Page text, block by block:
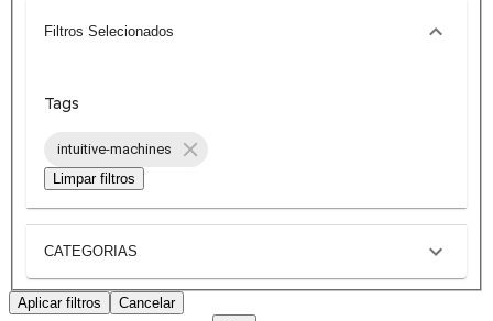
Filtros Selecionados
Tags
intuitive-machines
Limpar filtros
CATEGORIAS
Aplicar filtros Cancelar